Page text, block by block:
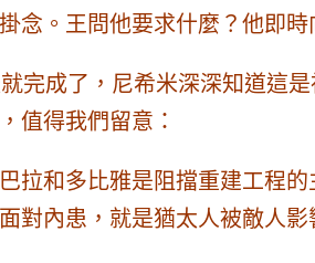
念。王問他要求什麼？他即
完成了，尼希米深深知道這
值得我們留意：
拉和多比雅是阻擋重建工程
對內患，就是猶太人被敵人